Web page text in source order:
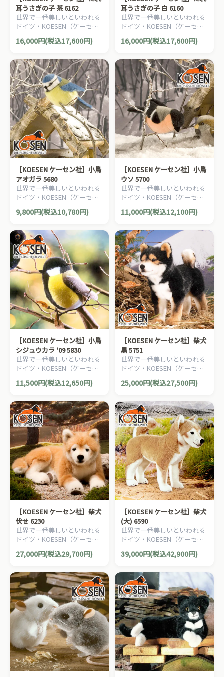
耳うさぎの子 茶 6162
世界で一番美しいといわれる
ドイツ・KOESEN（ケーセン
社）の動物のぬいぐるみ。愛
らしい表情の兎（うさぎ/ウサ
16,000円(税込17,600円)
耳うさぎの子 白 6160
世界で一番美しいといわれる
ドイツ・KOESEN（ケーセン
社）の動物のぬいぐるみ。愛
らしい表情の兎（うさぎ/ウサ
16,000円(税込17,600円)
［KOESEN ケーセン社］小鳥
アオガラ 5680
世界で一番美しいといわれる
ドイツ・KOESEN（ケーセン
社）の動物のぬいぐるみ。愛
らしい表情の小鳥のぬいぐる
9,800円(税込10,780円)
［KOESEN ケーセン社］小鳥
ウソ 5700
世界で一番美しいといわれる
ドイツ・KOESEN（ケーセン
社）の動物のぬいぐるみ。愛
らしい表情の小鳥のぬいぐる
11,000円(税込12,100円)
［KOESEN ケーセン社］小鳥
シジュウカラ '09 5830
世界で一番美しいといわれる
ドイツ・KOESEN（ケーセン
社）の動物のぬいぐるみ。愛
らしい表情の小鳥のぬいぐる
11,500円(税込12,650円)
［KOESEN ケーセン社］柴犬
黒 5751
世界で一番美しいといわれる
ドイツ・KOESEN（ケーセン
社）の動物のぬいぐるみ。愛
らしい表情の犬（イヌ/いぬ）
25,000円(税込27,500円)
［KOESEN ケーセン社］柴犬
伏せ 6230
世界で一番美しいといわれる
ドイツ・KOESEN（ケーセン
社）の動物のぬいぐるみ。愛
らしい表情の犬（イヌ/いぬ）
27,000円(税込29,700円)
［KOESEN ケーセン社］柴犬
(大) 6590
世界で一番美しいといわれる
ドイツ・KOESEN（ケーセン
社）の動物のぬいぐるみ。愛
らしい表情の犬（イヌ/いぬ）
39,000円(税込42,900円)